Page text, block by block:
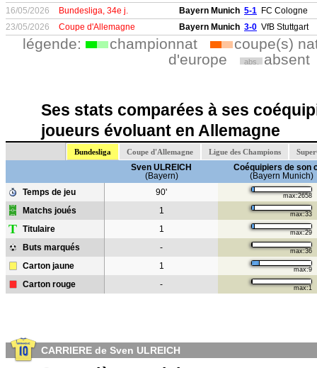
16/05/2026
Bundesliga, 34e j. Bayern Munich 5-1 FC Cologne
23/05/2026
Coupe d'Allemagne Bayern Munich 3-0 VfB Stuttgart
légende: championnat
coupe(s)
d'europe
abs. absent
Ses stats comparées à ses
joueurs évoluant en Allemagne
Bundesliga Coupe d'Allemagne Ligue des Champions
Sven ULREICH
(Bayern)
Coéquipiers de son
(Bayern Munich)
Temps de jeu
90' max:2658
Matchs joués 1 max:33
T Titulaire 1 max:29
Buts marqués - max:36
Carton jaune 1 max:9
Carton rouge - max:1
CARRIERE de Sven ULREICH